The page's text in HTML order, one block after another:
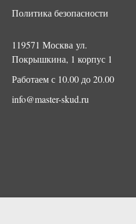
Политика безопасности
119571 Москва ул.
Покрышкина, 1 корпус 1
Работаем с 10.00 до 20.00
info@master-skud.ru